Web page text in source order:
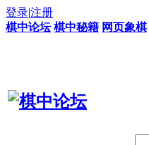
登录|注册
棋中论坛 棋中秘籍 网页象棋